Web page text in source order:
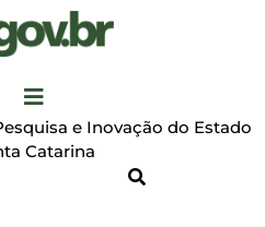
e Inovação do Estado
Catarina